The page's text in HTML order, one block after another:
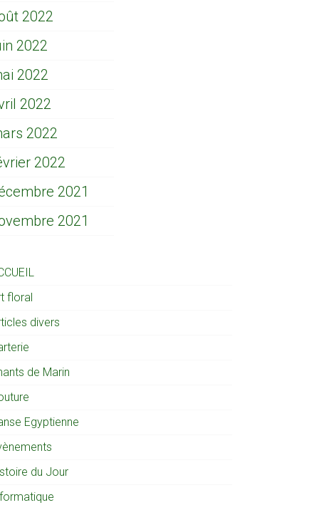
2022
2022
2022
2022
2022
2022
2021
2021
floral
divers
de Marin
Egyptienne
du Jour